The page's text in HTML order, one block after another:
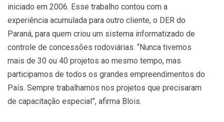
iniciado em 2006. Esse trabalho contou com a
experiência acumulada para outro cliente, o DER do
Paraná, para quem criou um sistema informatizado de
controle de concessões rodoviárias. “Nunca tivemos
mais de 30 ou 40 projetos ao mesmo tempo, mas
participamos de todos os grandes empreendimentos do
País. Sempre trabalhamos nos projetos que precisaram
de capacitação especial”, afirma Blois.